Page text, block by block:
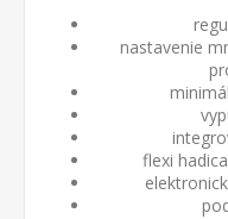
nastavenie
flexi